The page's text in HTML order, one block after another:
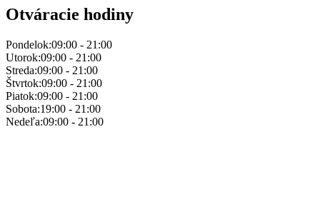
Otváracie hodiny
Pondelok:09:00 - 21:00
Utorok:09:00 - 21:00
Streda:09:00 - 21:00
Štvrtok:09:00 - 21:00
Piatok:09:00 - 21:00
Sobota:19:00 - 21:00
Nedeľa:09:00 - 21:00